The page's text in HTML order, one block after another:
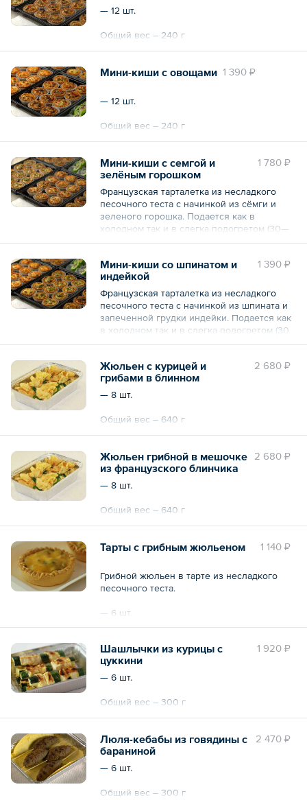
— 12 шт.
Общий вес – 240 г
1 390 ₽
Мини-киши с овощами
— 12 шт.
Общий вес – 240 г
1 780 ₽
Мини-киши с семгой и
зелёным горошком
Французская тарталетка из несладкого
песочного теста с начинкой из сёмги и
зеленого горошка. Подается как в
холодном так и в слегка подогретом (30—
40 сек в микроволновке) вариантах.
— 12 шт.
Общий вес – 240 г
1 390 ₽
Мини-киши со шпинатом и
индейкой
Французская тарталетка из несладкого
песочного теста с начинкой из шпината и
запеченной грудки индейки. Подается как
в холодном так и в слегка подогретом (30
—40 сек в микроволновке) вариантах.
— 12 шт.
Общий вес – 240 г
2 680 ₽
Жюльен с курицей и
грибами в блинном
мешочке
— 8 шт.
Общий вес – 640 г
2 680 ₽
Жюльен грибной в мешочке
из французского блинчика
— 8 шт.
Общий вес – 640 г
1 140 ₽
Тарты с грибным жюльеном
Грибной жюльен в тарте из несладкого
песочного теста.
— 6 шт.
1 920 ₽
Шашлычки из курицы с
цуккини
— 6 шт.
Общий вес – 300 г
2 470 ₽
Люля-кебабы из говядины с
бараниной
— 6 шт.
Общий вес – 300 г